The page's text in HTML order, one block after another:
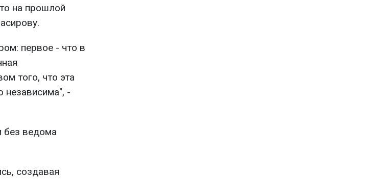
на прошлой
первое - что в
того, что эта
независима", -
без ведома
создавая